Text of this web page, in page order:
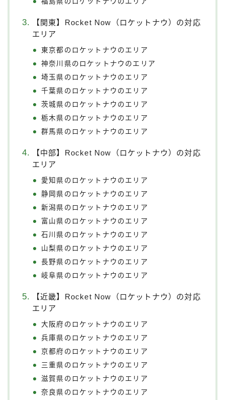
【関東】Rocket Now（ロケットナウ）の対応
エリア
東京都のロケットナウのエリア
神奈川県のロケットナウのエリア
埼玉県のロケットナウのエリア
千葉県のロケットナウのエリア
茨城県のロケットナウのエリア
栃木県のロケットナウのエリア
群馬県のロケットナウのエリア
【中部】Rocket Now（ロケットナウ）の対応
エリア
愛知県のロケットナウのエリア
静岡県のロケットナウのエリア
新潟県のロケットナウのエリア
富山県のロケットナウのエリア
石川県のロケットナウのエリア
山梨県のロケットナウのエリア
長野県のロケットナウのエリア
岐阜県のロケットナウのエリア
【近畿】Rocket Now（ロケットナウ）の対応
エリア
大阪府のロケットナウのエリア
兵庫県のロケットナウのエリア
京都府のロケットナウのエリア
三重県のロケットナウのエリア
滋賀県のロケットナウのエリア
奈良県のロケットナウのエリア